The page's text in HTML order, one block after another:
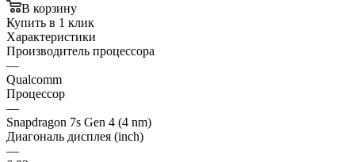
В корзину
Купить в 1 клик
Характеристики
Производитель процессора
—
Qualcomm
Процессор
—
Snapdragon 7s Gen 4 (4 nm)
Диагональ дисплея (inch)
—